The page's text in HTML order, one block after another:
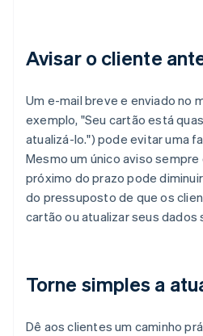
Avisar o cliente
Um e-mail breve e enviado no
exemplo, "Seu cartão está
atualizá-lo.") pode evitar uma
Mesmo um único aviso
próximo do prazo pode
do pressuposto de que os
cartão ou atualizar seus dados
Torne simples a
Dê aos clientes um caminho